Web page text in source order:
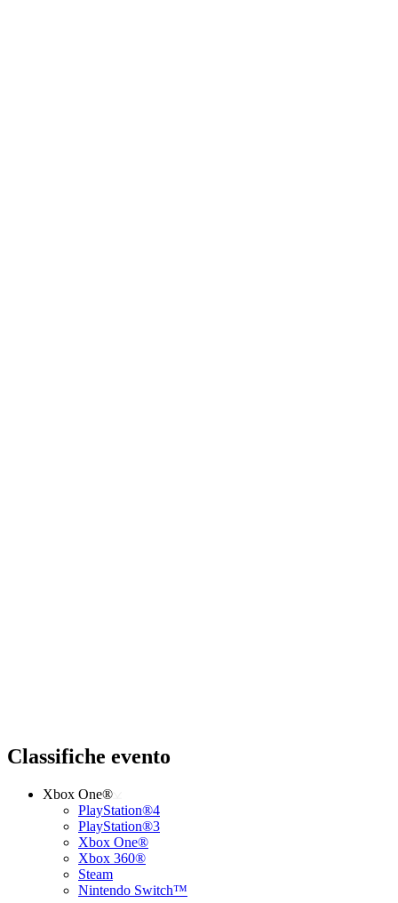
Classifiche evento
Xbox One®
PlayStation®4
PlayStation®3
Xbox One®
Xbox 360®
Steam
Nintendo Switch™